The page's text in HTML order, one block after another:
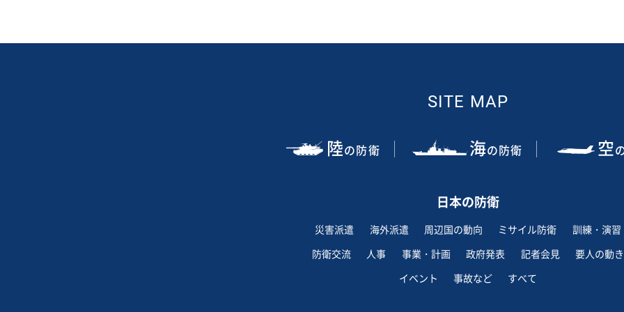
SITE MAP
陸の防衛 海の防衛 空
日本の防衛
災害派遣 海外派遣 周辺国の動向 ミサイル防衛
訓練・演習
防衛交流
人事 事業・計画 政府発表 記者会見
要人の動き
イベント
事故など すべて